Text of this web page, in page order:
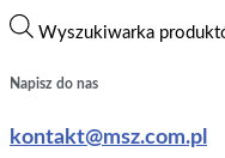
Wyszukiwarka
Napisz do nas
kontakt@msz.com.pl